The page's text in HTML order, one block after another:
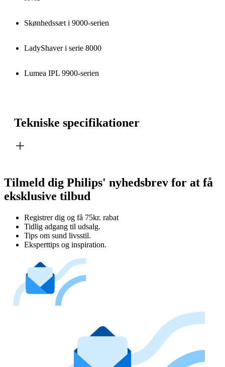
Skønhedssæt i 9000-serien
LadyShaver i serie 8000
Lumea IPL 9900-serien
Tekniske specifikationer
Tilmeld dig Philips' nyhedsbrev for at få
eksklusive tilbud
Registrer dig og få 75kr. rabat
Tidlig adgang til udsalg.
Tips om sund livsstil.
Eksperttips og inspiration.